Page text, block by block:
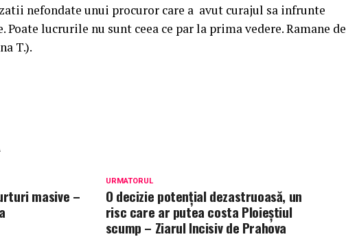
nefondate unui procuror care a avut curajul sa infrunte
Poate lucrurile nu sunt ceea ce par la prima vedere. Ramane de
T.).
URMATORUL
O decizie potențial dezastruoasă, un
risc care ar putea costa Ploieștiul
scump – Ziarul Incisiv de Prahova
masive –